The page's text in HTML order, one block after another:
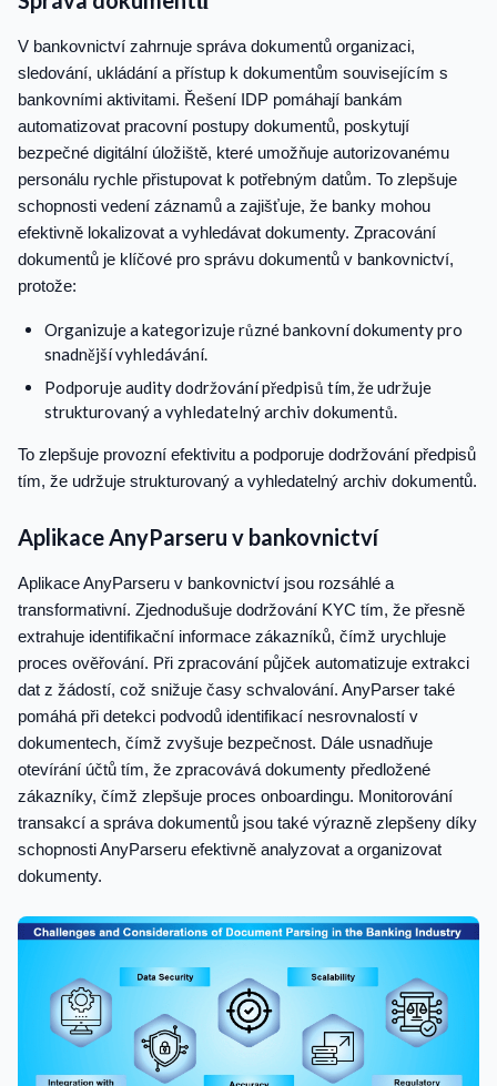
V bankovnictví zahrnuje správa dokumentů organizaci,
sledování, ukládání a přístup k dokumentům souvisejícím s
bankovními aktivitami. Řešení IDP pomáhají bankám
automatizovat pracovní postupy dokumentů, poskytují
bezpečné digitální úložiště, které umožňuje autorizovanému
personálu rychle přistupovat k potřebným datům. To zlepšuje
schopnosti vedení záznamů a zajišťuje, že banky mohou
efektivně lokalizovat a vyhledávat dokumenty. Zpracování
dokumentů je klíčové pro správu dokumentů v bankovnictví,
protože:
Organizuje a kategorizuje různé bankovní dokumenty pro
snadnější vyhledávání.
Podporuje audity dodržování předpisů tím, že udržuje
strukturovaný a vyhledatelný archiv dokumentů.
To zlepšuje provozní efektivitu a podporuje dodržování předpisů
tím, že udržuje strukturovaný a vyhledatelný archiv dokumentů.
Aplikace AnyParseru v bankovnictví
Aplikace AnyParseru v bankovnictví jsou rozsáhlé a
transformativní. Zjednodušuje dodržování KYC tím, že přesně
extrahuje identifikační informace zákazníků, čímž urychluje
proces ověřování. Při zpracování půjček automatizuje extrakci
dat z žádostí, což snižuje časy schvalování. AnyParser také
pomáhá při detekci podvodů identifikací nesrovnalostí v
dokumentech, čímž zvyšuje bezpečnost. Dále usnadňuje
otevírání účtů tím, že zpracovává dokumenty předložené
zákazníky, čímž zlepšuje proces onboardingu. Monitorování
transakcí a správa dokumentů jsou také výrazně zlepšeny díky
schopnosti AnyParseru efektivně analyzovat a organizovat
dokumenty.